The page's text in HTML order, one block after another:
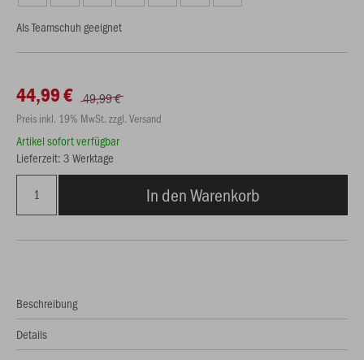
Als Teamschuh geeignet
44,99 € 49,99 €
Preis inkl. 19% MwSt. zzgl. Versand
Artikel sofort verfügbar
Lieferzeit: 3 Werktage
In den Warenkorb
Beschreibung
Details